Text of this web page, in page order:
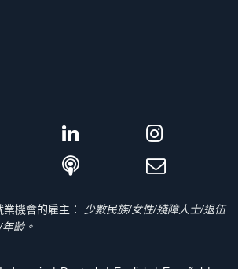
機會的雇主：
少數民族/女性/殘障人士/退伍
齡。